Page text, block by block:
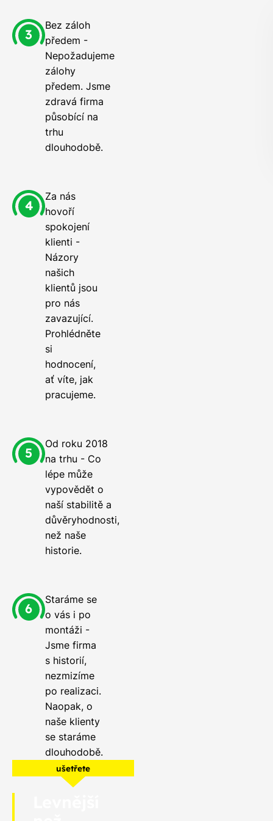
Bez záloh
předem -
Nepožadujeme
zálohy
předem. Jsme
zdravá firma
působící na
trhu
dlouhodobě.
Za nás
hovoří
spokojení
klienti -
Názory
našich
klientů jsou
pro nás
zavazující.
Prohlédněte
si
hodnocení,
ať víte, jak
pracujeme.
Od roku 2018
na trhu - Co
lépe může
vypovědět o
naší stabilitě a
důvěryhodnosti,
než naše
historie.
Staráme se
o vás i po
montáži -
Jsme firma
s historií,
nezmizíme
po realizaci.
Naopak, o
naše klienty
se staráme
dlouhodobě.
ušetřete